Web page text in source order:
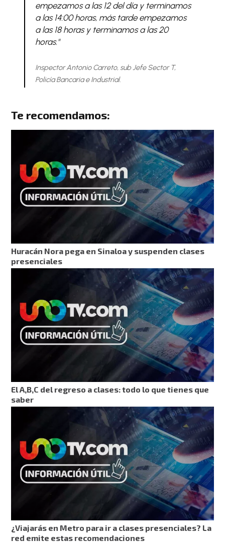
empezamos a las 12 del día y terminamos
a las 14:00 horas, más tarde empezamos
a las 18 horas y terminamos a las 20
horas."
Inspector Antonio Carreto, sub Jefe Sector T,
Policía Bancaria e Industrial.
Te recomendamos:
Huracán Nora pega en Sinaloa y suspenden clases
presenciales
El A,B,C del regreso a clases: todo lo que tienes que
saber
¿Viajarás en Metro para ir a clases presenciales? La
red emite estas recomendaciones